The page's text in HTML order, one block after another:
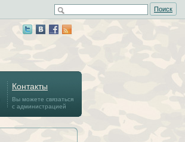
Поиск
Контакты
Вы можете связаться
с администрацией